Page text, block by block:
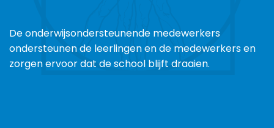
De onderwijsondersteunende medewerkers
ondersteunen de leerlingen en de medewerkers en
zorgen ervoor dat de school blijft draaien.